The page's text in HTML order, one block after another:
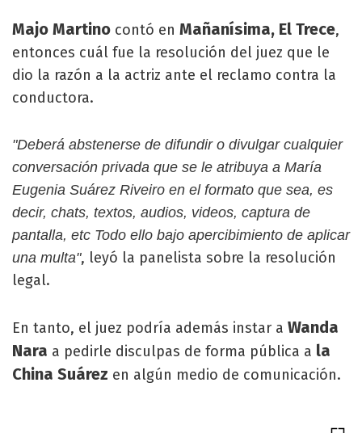
Majo Martino contó en Mañanísima, El Trece,
entonces cuál fue la resolución del juez que le
dio la razón a la actriz ante el reclamo contra la
conductora.
"Deberá abstenerse de difundir o divulgar cualquier
conversación privada que se le atribuya a María
Eugenia Suárez Riveiro en el formato que sea, es
decir, chats, textos, audios, videos, captura de
pantalla, etc Todo ello bajo apercibimiento de aplicar
una multa", leyó la panelista sobre la resolución
legal.
En tanto, el juez podría además instar a Wanda
Nara a pedirle disculpas de forma pública a la
China Suárez en algún medio de comunicación.